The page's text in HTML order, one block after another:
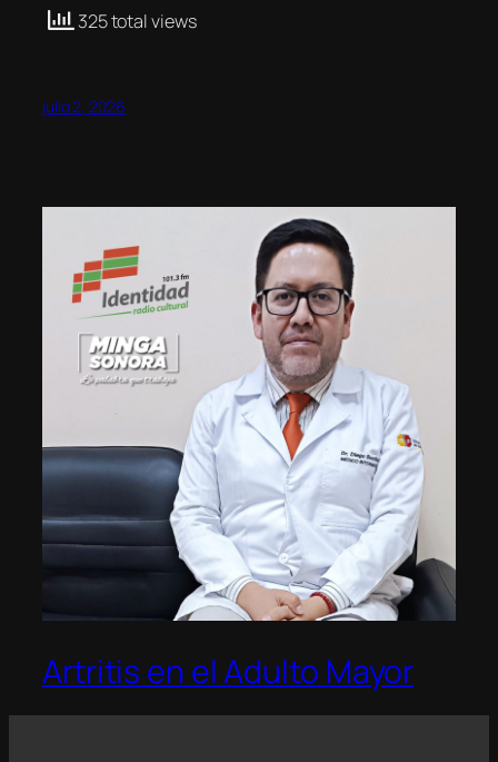
325 total views
julio 2, 2026
Artritis en el Adulto Mayor